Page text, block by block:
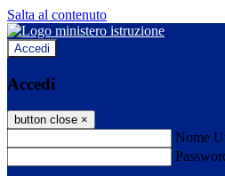
Salta al contenuto
Accedi
Accedi
button close ×
Nome